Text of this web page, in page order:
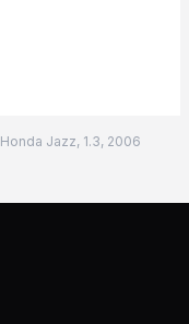
Honda Jazz, 1.3, 2006